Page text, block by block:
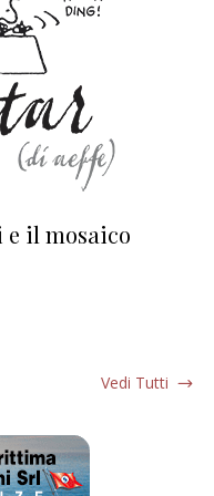
e il mosaico
Vedi Tutti